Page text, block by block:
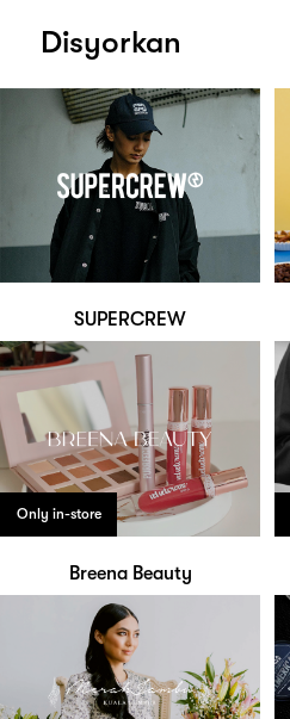
Disyorkan
SUPERCREW
Only in-store
Breena Beauty